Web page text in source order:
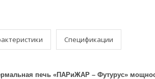
Спецификации
печь «ПАРиЖАР – Футурус»